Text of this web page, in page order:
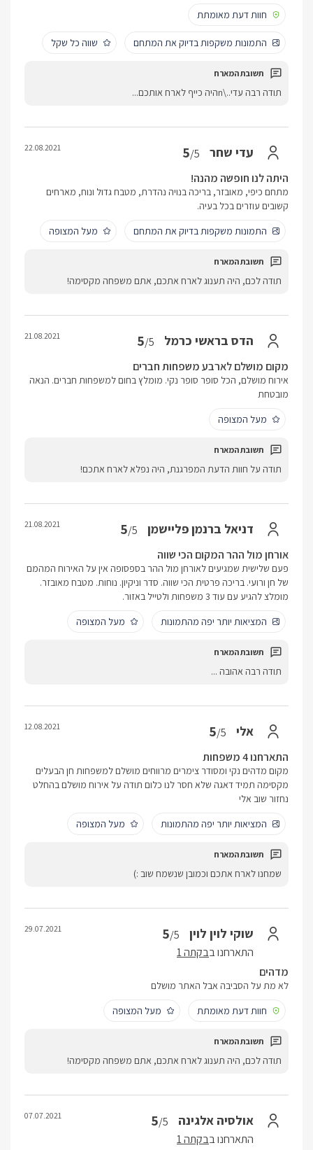
חוות דעת מאומתת
התמונות משקפות בדיוק את המתחם שווה כל שקל
תודה רבה עדי..\nהיה כייף לארח אותכם...
עדי שחר 5/5
22.08.2021
היתה לנו חופשה מהנה!
מתחם כיפי, מאובזר, בריכה בנויה נהדרת, מטבח גדול ונוח, מארחים
קשובים עוזרים בכל בעיה.
התמונות משקפות בדיוק את המתחם
מעל המצופה
תודה לכם, היה תענוג לארח אתכם, אתם משפחה מקסימה!
הדס בראשי כרמל 5/5
21.08.2021
מקום מושלם לארבע משפחות חברים
אירוח מושלם, הכל סופר סופר נקי. מומלץ בחום למשפחות חברים. הנאה
מובטחת
מעל המצופה
תודה על חוות הדעת המפרגנת, היה נפלא לארח אתכם!
דניאל ברנמן פליישמן 5/5
21.08.2021
אורחן מול ההר המקום הכי שווה
פעם שלישית שמגיעים לאורחן מול ההר בספסופה אין על האירוח המהמם
של חן ורועי. בריכה פרטית הכי שווה. סדר וניקיון. נוחות. מטבח מאובזר.
מומלצ להגיע עם עוד 3 משפחות ולטייל באזור.
המציאות יותר יפה מהתמונות
מעל המצופה
תודה רבה אהובה ...
אלי 5/5
12.08.2021
התארחנו 4 משפחות
מקום מדהים נקי ומסודר צימרים מרווחים מושלם למשפחות חן הבעלים
מקסימה תמיד דאגה שלא חסר לנו כלום תודה על אירוח מושלם בהחלט
נחזור שוב אלי
המציאות יותר יפה מהתמונות
מעל המצופה
שמחנו לארח אתכם וכמובן שנשמח שוב :)
שוקי לוין לוין 5/5
התארחנו בבקתה 1
29.07.2021
מדהים
לא מת על הסביבה אבל האתר מושלם
חוות דעת מאומתת
מעל המצופה
תודה לכם, היה תענוג לארח אתכם, אתם משפחה מקסימה!
אולסיה אלגינה 5/5
התארחנו בבקתה 1
07.07.2021